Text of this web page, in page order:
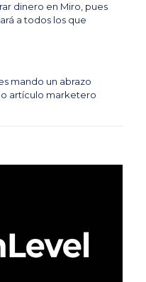
dinero en Miro, pues
a todos los que
mando un abrazo
artículo marketero